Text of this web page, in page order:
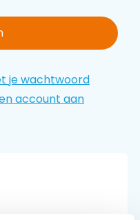
je wachtwoord
account aan